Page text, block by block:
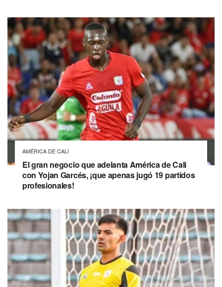
AMÉRICA DE CALI
El gran negocio que adelanta América de Cali
con Yojan Garcés, ¡que apenas jugó 19 partidos
profesionales!